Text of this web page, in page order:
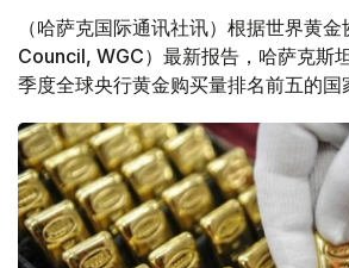
（哈萨克国际通讯社讯）根据世界黄
Council, WGC）最新报告，哈萨克斯
季度全球央行黄金购买量排名前五的国